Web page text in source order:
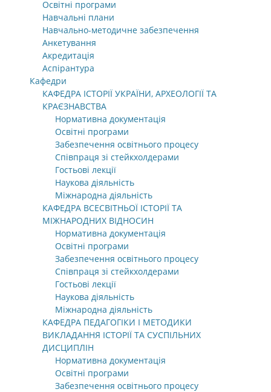
Освітні програми
Навчальні плани
Навчально-методичне забезпечення
Анкетування
Акредитація
Аспірантура
Кафедри
КАФЕДРА ІСТОРІЇ УКРАЇНИ, АРХЕОЛОГІЇ ТА
КРАЄЗНАВСТВА
Нормативна документація
Освітні програми
Забезпечення освітнього процесу
Співпраця зі стейкхолдерами
Гостьові лекції
Наукова діяльність
Міжнародна діяльність
КАФЕДРА ВСЕСВІТНЬОЇ ІСТОРІЇ ТА
МІЖНАРОДНИХ ВІДНОСИН
Нормативна документація
Освітні програми
Забезпечення освітнього процесу
Співпраця зі стейкхолдерами
Гостьові лекції
Наукова діяльність
Міжнародна діяльність
КАФЕДРА ПЕДАГОГІКИ І МЕТОДИКИ
ВИКЛАДАННЯ ІСТОРІЇ ТА СУСПІЛЬНИХ
ДИСЦИПЛІН
Нормативна документація
Освітні програми
Забезпечення освітнього процесу